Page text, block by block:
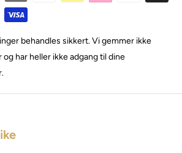
behandles sikkert. Vi gemmer ikke
har heller ikke adgang til dine